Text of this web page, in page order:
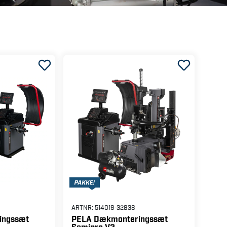
ARTNR:514019-32838
PELA Dækmonteringssæt